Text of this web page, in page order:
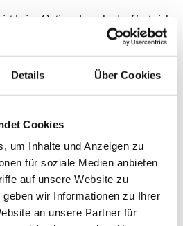
Details Über Cookies
Cookies
um Inhalte und Anzeigen zu
für soziale Medien anbieten
auf unsere Website zu
wir Informationen zu Ihrer
an unsere Partner für
keine Option. Je mehr der Gast sich
desto mehr wird er in die bizarre
Er begegnet Anton (Jan Gunnar
der seit einer Ewigkeit darauf wartet,
und einer Gesellschaft von
längst mit ihrem Dasein in der ewigen
Während die Realität immer weitere
Machtgefüges. Ist er der
halten, oder nur ein weiterer
das sich jeder Logik entzieht? Ein
Kino-Enigma, in dem die
und Gesellschaftssatire